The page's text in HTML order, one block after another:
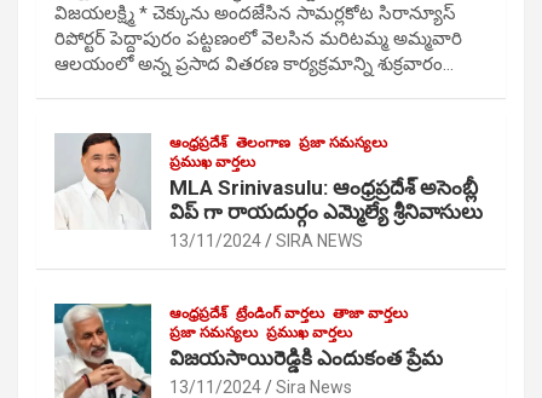
విజయలక్ష్మి * చెక్కును అందజేసిన సామర్లకోట సిరాన్యూస్
రిపోర్టర్ పెద్దాపురం పట్టణంలో వెలసిన మరిటమ్మ అమ్మవారి
ఆలయంలో అన్న ప్రసాద వితరణ కార్యక్రమాన్ని శుక్రవారం…
ఆంధ్రప్రదేశ్ తెలంగాణ ప్రజా సమస్యలు
ప్రముఖ వార్తలు
MLA Srinivasulu: ఆంధ్రప్రదేశ్ అసెంబ్లీ
విప్ గా రాయదుర్గం ఎమ్మెల్యే శ్రీనివాసులు
13/11/2024 SIRA NEWS
ఆంధ్రప్రదేశ్ ట్రేండింగ్ వార్తలు తాజా వార్తలు
ప్రజా సమస్యలు ప్రముఖ వార్తలు
విజయసాయిరెడ్డికి ఎందుకంత ప్రేమ
13/11/2024 Sira News